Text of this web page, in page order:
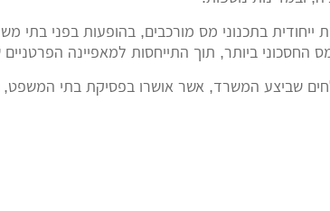
ייחודית בתכנוני מס מורכבים, בהופעות בפני
החסכוני ביותר, תוך התייחסות למאפיינה
שביצע המשרד, אשר אושרו בפסיקת בתי